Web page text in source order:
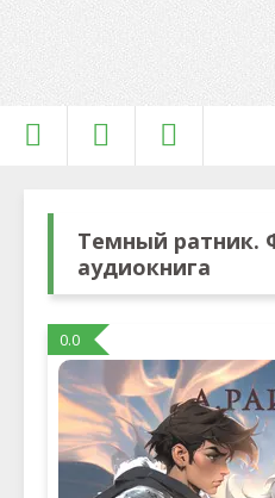
Темный ратник.
аудиокнига
0.0